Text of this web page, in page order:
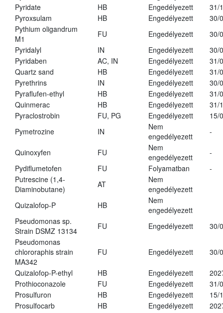
Pyridate
HB Engedélyezett
31/
Pyroxsulam
HB Engedélyezett
30/
Pythium oligandrum
M1
FU Engedélyezett
30/
Pyridalyl
IN Engedélyezett
30/
Pyridaben
AC, IN Engedélyezett
31/
Quartz sand
HB Engedélyezett
31/
Pyrethrins
IN Engedélyezett
30/
Pyraflufen-ethyl
HB Engedélyezett
31/
Quinmerac
HB Engedélyezett
31/
Pyraclostrobin
FU, PG Engedélyezett
15/
Pymetrozine
IN
Nem
engedélyezett
-
Quinoxyfen FU
Nem
engedélyezett
-
Pydiflumetofen
FU Folyamatban
-
Putrescine (1,4-
Diaminobutane)
AT
Nem
engedélyezett
Quizalofop-P
HB
Nem
engedélyezett
Pseudomonas sp.
Strain DSMZ 13134
FU Engedélyezett
30/
Pseudomonas
chlororaphis strain
MA342
FU Engedélyezett 30/
Quizalofop-P-ethyl HB Engedélyezett
Prothioconazole
FU Engedélyezett
31/
Prosulfuron
HB Engedélyezett
15/
Prosulfocarb
HB Engedélyezett